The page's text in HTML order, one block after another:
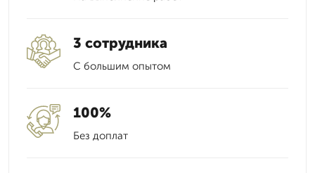
3 сотрудника
С большим опытом
100%
Без доплат